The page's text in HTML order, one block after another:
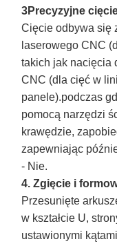
3Precyzyjne
Cięcie odbywa się
laserowego CNC
takich jak nacięcia
CNC (dla cięć w
panele).podczas
pomocą narzędzi
krawędzie,
zapewniając
- Nie.
4. Zgięcie i
Przesunięte
w kształcie U,
ustawionymi